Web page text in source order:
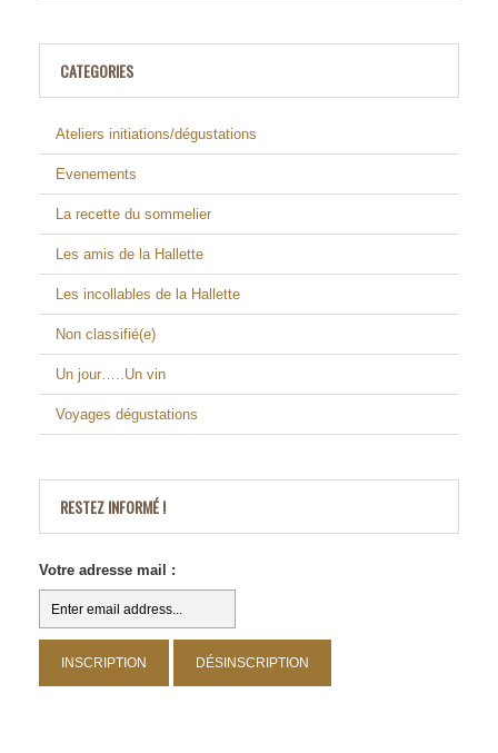
CATEGORIES
Ateliers initiations/dégustations
Evenements
La recette du sommelier
Les amis de la Hallette
Les incollables de la Hallette
Non classifié(e)
Un jour…..Un vin
Voyages dégustations
RESTEZ INFORMÉ !
Votre adresse mail :